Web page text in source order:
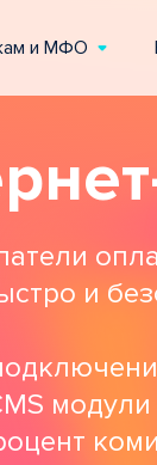
и МФО
и
модули